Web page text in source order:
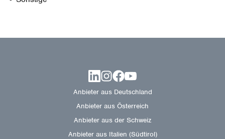
Anbieter aus Deutschland
Anbieter aus Österreich
Anbieter aus der Schweiz
Anbieter aus Italien (Südtirol)